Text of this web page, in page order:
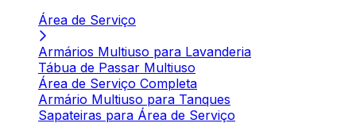
Área de Serviço
Armários Multiuso para Lavanderia
Tábua de Passar Multiuso
Área de Serviço Completa
Armário Multiuso para Tanques
Sapateiras para Área de Serviço